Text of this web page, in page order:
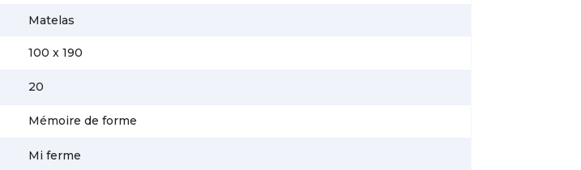
Matelas
100 x 190
20
Mémoire de forme
Mi ferme